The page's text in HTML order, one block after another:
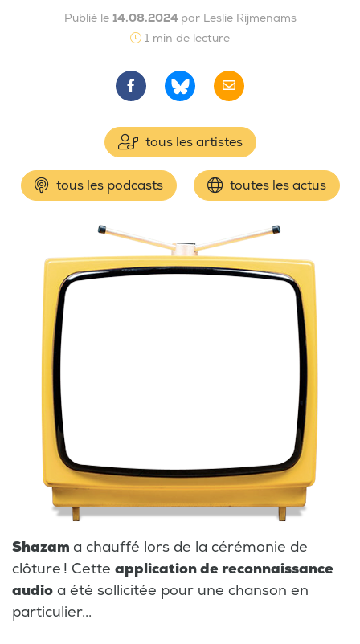
Publié le 14.08.2024 par Leslie Rijmenams
1 min de lecture
tous les artistes
tous les podcasts toutes les actus
Shazam a chauffé lors de la cérémonie de
clôture ! Cette application de reconnaissance
audio a été sollicitée pour une chanson en
particulier...